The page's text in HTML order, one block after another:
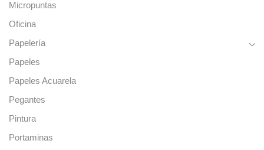
Micropuntas
Oficina
Papelería
Papeles
Papeles Acuarela
Pegantes
Pintura
Portaminas